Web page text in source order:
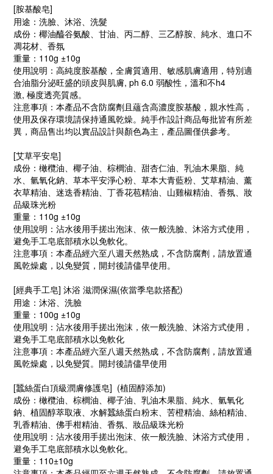
[胺基酸皂]
用途：洗臉、沐浴、洗髮
成份：椰油醯谷氨酸、甘油、丙二醇、三乙醇胺、純水、進口不
凋花材、香氛
重量：110g ±10g
使用說明：高純度胺基酸，全膚質適用、敏感肌膚適用，特別適
合油脂分泌旺盛的頭皮與肌膚, ph 6.0 弱酸性，溫和不h4
激, 極度透亮質感。
注意事項：本產品不含防腐劑且蘊含高濃度胺基酸，親水性高，
使用及保存環境請保持通風乾燥。純手作設計商品每批皆有所差
異，商品售出均以實品設計與顏色為主，產品圖僅供參考。
[艾草平安皂]
成份：橄欖油、椰子油、棕櫚油、甜杏仁油、乳油木果脂、純
水、氫氧化鈉、草本平安淨心粉、草本大青藍粉、艾草精油、薰
衣草精油、迷迭香精油、丁香花苞精油、山雞椒精油、香氛、妝
品級珠光粉
重量：110g ±10g
使用說明：沾水後用手搓出泡沫、依一般洗臉、沐浴方式使用，
避免手工皂底部積水以免軟化。
注意事項：本產品經六至八週天然熟成，不含防腐劑，請放置通
風乾燥處，以免變質，開封後請儘早使用。
[經典手工皂] 沐浴 滋潤保濕(依當季皂款搭配)
用途：沐浴、洗臉
重量：100g ±10g
使用說明：沾水後用手搓出泡沫，依一般洗臉、沐浴方式使用，
避免手工皂底部積水以免軟化
注意事項：本產品經六至八週天然熟成，不含防腐劑，請放置通
風乾燥處，以免變質。開封後請儘早使用
[蠶絲蛋白頂級潤膚修護皂] (植固醇添加)
成份：橄欖油、棕櫚油、椰子油、乳油木果脂、純水、氫氧化
鈉、植固醇萃取液、水解蠶絲蛋白粉末、苦橙精油、絲柏精油、
乳香精油、佛手柑精油、香氛、妝品級珠光粉
使用說明：沾水後用手搓出泡沫、依一般洗臉、沐浴方式使用，
避免手工皂底部積水以免軟化。
重量：110±10g